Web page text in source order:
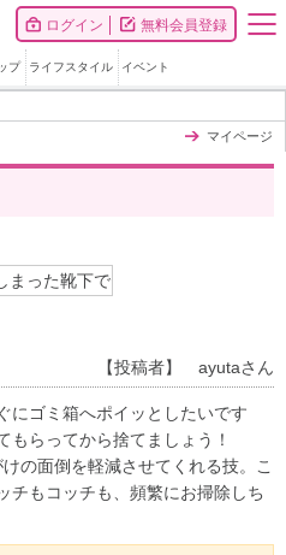
ログイン 無料会員登録
プ ライフスタイル イベント
マイページ
【投稿者】 ayutaさん
にゴミ箱へポイッとしたいです
もらってから捨てましょう！
の面倒を軽減させてくれる技。こ
チもコッチも、頻繁にお掃除しち